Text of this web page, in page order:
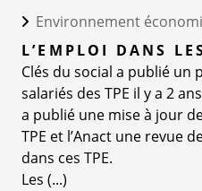
Environnement
L’EMPLOI DANS
Clés du social a publié un
salariés des TPE il y a 2
a publié une mise à jour
TPE et l’Anact une revue
dans ces TPE.
Les (...)